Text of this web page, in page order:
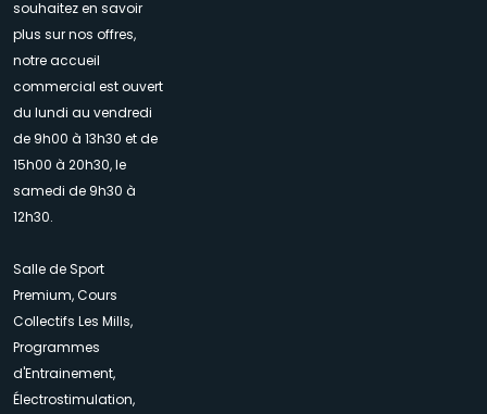
souhaitez en savoir
plus sur nos offres,
notre accueil
commercial est ouvert
du lundi au vendredi
de 9h00 à 13h30 et de
15h00 à 20h30, le
samedi de 9h30 à
12h30.
Salle de Sport
Premium, Cours
Collectifs Les Mills,
Programmes
d'Entrainement,
Électrostimulation,